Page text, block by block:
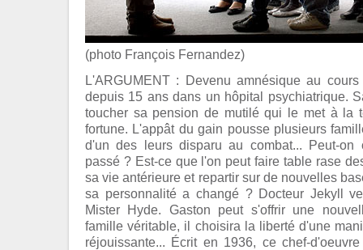
(photo François Fernandez)
L'ARGUMENT : Devenu amnésique au
depuis 15 ans dans un hôpital psychiatrique.
toucher sa pension de mutilé qui le met à la
fortune. L'appât du gain pousse plusieurs
d'un des leurs disparu au combat... Peut-
passé ? Est-ce que l'on peut faire table rase
sa vie antérieure et repartir sur de nouvelles
sa personnalité a changé ? Docteur Jekyll
Mister Hyde. Gaston peut s'offrir une
famille véritable, il choisira la liberté d'une
réjouissante... Écrit en 1936, ce chef-